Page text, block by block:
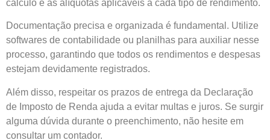
cálculo e as alíquotas aplicáveis a cada tipo de rendimento.
Documentação precisa e organizada é fundamental. Utilize
softwares de contabilidade ou planilhas para auxiliar nesse
processo, garantindo que todos os rendimentos e despesas
estejam devidamente registrados.
Além disso, respeitar os prazos de entrega da Declaração
de Imposto de Renda ajuda a evitar multas e juros. Se surgir
alguma dúvida durante o preenchimento, não hesite em
consultar um contador.